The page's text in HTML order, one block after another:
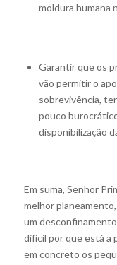
moldura humana
Garantir que os
vão permitir o
sobrevivência,
pouco
disponibilização
Em suma, Senhor
melhor
um
difícil por que está a
em concreto os